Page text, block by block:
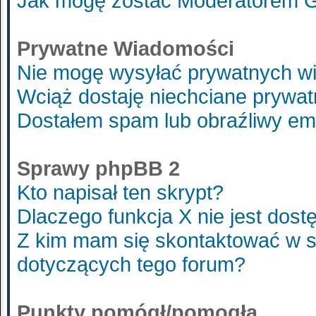
Prywatne Wiadomości
Nie mogę wysyłać prywatnych
Wciąż dostaję niechciane
Dostałem spam lub obraźliwy
Sprawy phpBB 2
Kto napisał ten skrypt?
Dlaczego funkcja X nie jest
Z kim mam się skontaktować w
dotyczących tego forum?